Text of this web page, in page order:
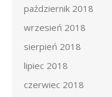
październik 2018
wrzesień 2018
sierpień 2018
lipiec 2018
czerwiec 2018